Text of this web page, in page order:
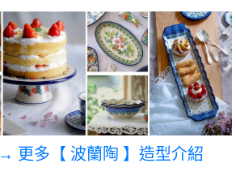
→ 更多【 波蘭陶 】造型介紹